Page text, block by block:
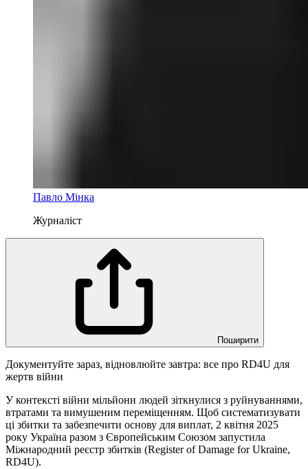
Павло Мінка
Журналіст
Поширити
Документуйте зараз, відновлюйте завтра: все про RD4U для
жертв війни
У контексті війни мільйони людей зіткнулися з руйнуваннями,
втратами та вимушеним переміщенням. Щоб систематизувати
ці збитки та забезпечити основу для виплат, 2 квітня 2025
року Україна разом з Європейським Союзом запустила
Міжнародний реєстр збитків (Register of Damage for Ukraine,
RD4U).